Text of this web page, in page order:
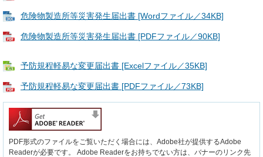
危険物製造所等災害発生届出書 [Wordファイル／34KB]
危険物製造所等災害発生届出書 [PDFファイル／90KB]
予防規程軽易な変更届出書 [Excelファイル／35KB]
予防規程軽易な変更届出書 [PDFファイル／73KB]
PDF形式のファイルをご覧いただく場合には、Adobe社が提供するAdobe
Readerが必要です。
Adobe Readerをお持ちでない方は、バナーのリンク先